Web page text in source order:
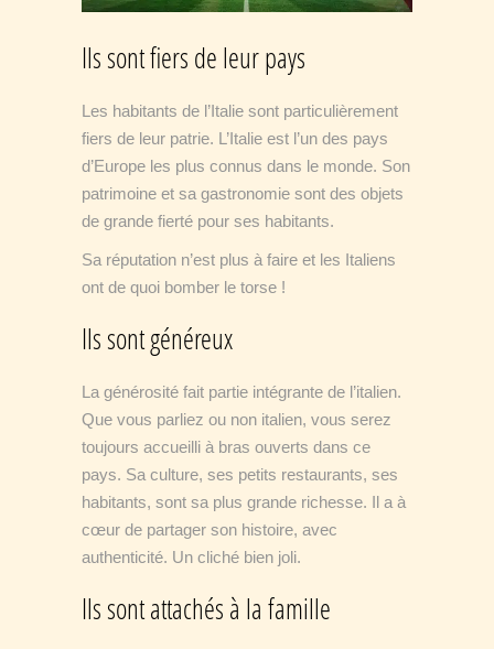
Ils sont fiers de leur pays
Les habitants de l’Italie sont particulièrement
fiers de leur patrie. L’Italie est l’un des pays
d’Europe les plus connus dans le monde. Son
patrimoine et sa gastronomie sont des objets
de grande fierté pour ses habitants.
Sa réputation n’est plus à faire et les Italiens
ont de quoi bomber le torse !
Ils sont généreux
La générosité fait partie intégrante de l’italien.
Que vous parliez ou non italien, vous serez
toujours accueilli à bras ouverts dans ce
pays. Sa culture, ses petits restaurants, ses
habitants, sont sa plus grande richesse. Il a à
cœur de partager son histoire, avec
authenticité. Un cliché bien joli.
Ils sont attachés à la famille